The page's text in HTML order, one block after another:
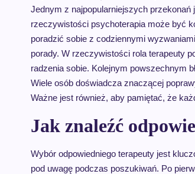
Jednym z najpopularniejszych
rzeczywistości psychoterapia może być
poradzić sobie z codziennymi
porady. W rzeczywistości rola terapeuty
radzenia sobie. Kolejnym powszechnym
Wiele osób doświadcza znaczącej
Ważne jest również, aby pamiętać, że
Jak znaleźć
Wybór odpowiedniego terapeuty jest
pod uwagę podczas poszukiwań. Po